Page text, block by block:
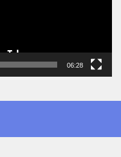
06:28